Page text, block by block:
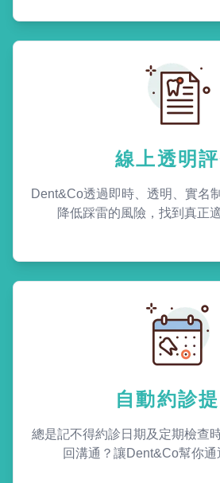
線上透明
Dent&Co透過即時、透明、實名
降低踩雷的風險，找到真正
自動約診
總是記不得約診日期及定期檢查
回溝通？讓Dent&Co幫你通